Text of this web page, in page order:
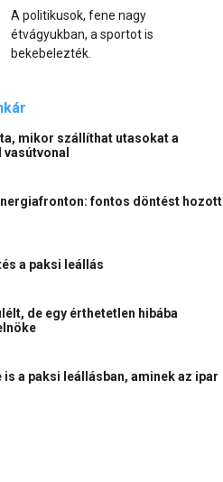
A politikusok, fene nagy
étvágyukban, a sportot is
bekebelezték.
mikor szállíthat utasokat a
fontos döntést hozott
a paksi leállás
de egy érthetetlen hibába
is a paksi leállásban, aminek az ipar